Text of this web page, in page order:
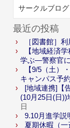
サークルブログ
最近の投稿
［図書館］
【地域経済
学ぶ―警察官
【9/5（土）
キャンパス予
[地域連携]【
(10月25日(日
日
9.10月進学説
夏期休暇（